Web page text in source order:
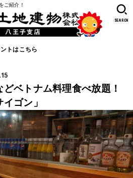
ご紹介！
トはこちら
SEARCH
ベトナム料理食べ放題！
ゴン」